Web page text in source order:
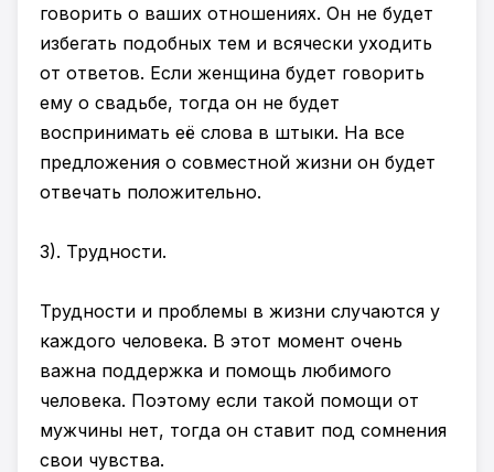
говорить о ваших отношениях. Он не будет
избегать подобных тем и всячески уходить
от ответов. Если женщина будет говорить
ему о свадьбе, тогда он не будет
воспринимать её слова в штыки. На все
предложения о совместной жизни он будет
отвечать положительно.
3). Трудности.
Трудности и проблемы в жизни случаются у
каждого человека. В этот момент очень
важна поддержка и помощь любимого
человека. Поэтому если такой помощи от
мужчины нет, тогда он ставит под сомнения
свои чувства.